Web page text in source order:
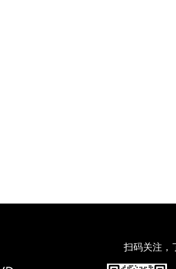
扫码关注，